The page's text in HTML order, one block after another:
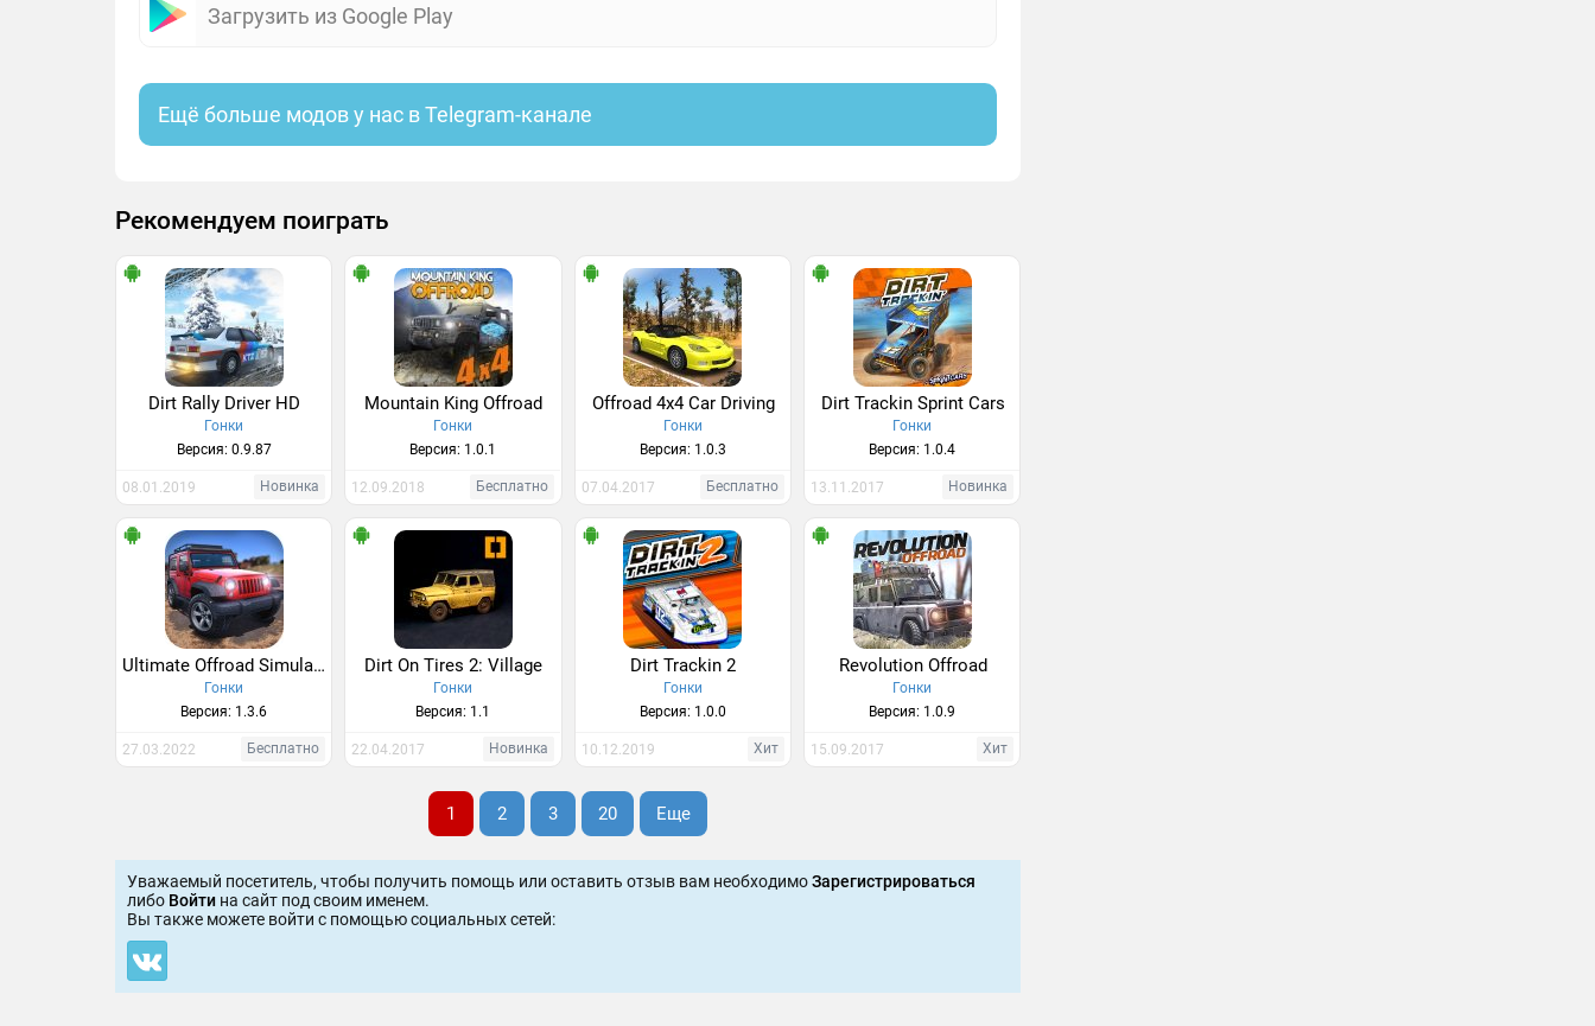
Загрузить из Google Play
Ещё больше модов у нас в Telegram-канале
Рекомендуем поиграть
Dirt Rally Driver HD
Гонки
Версия: 0.9.87
08.01.2019 Новинка
Mountain King Offroad
Гонки
Версия: 1.0.1
12.09.2018 Бесплатно
Offroad 4x4 Car Driving
Гонки
Версия: 1.0.3
07.04.2017 Бесплатно
Dirt Trackin Sprint Cars
Гонки
Версия: 1.0.4
13.11.2017 Новинка
Ultimate Offroad Simulator
Гонки
Версия: 1.3.6
27.03.2022 Бесплатно
Dirt On Tires 2: Village
Гонки
Версия: 1.1
22.04.2017 Новинка
Dirt Trackin 2
Гонки
Версия: 1.0.0
10.12.2019 Хит
Revolution Offroad
Гонки
Версия: 1.0.9
15.09.2017 Хит
1 2 3 20 Еще
Уважаемый посетитель, чтобы получить помощь или оставить отзыв вам необходимоЗарегистрироваться
либо Войти на сайт под своим именем.
Вы также можете войти c помощью социальных сетей: